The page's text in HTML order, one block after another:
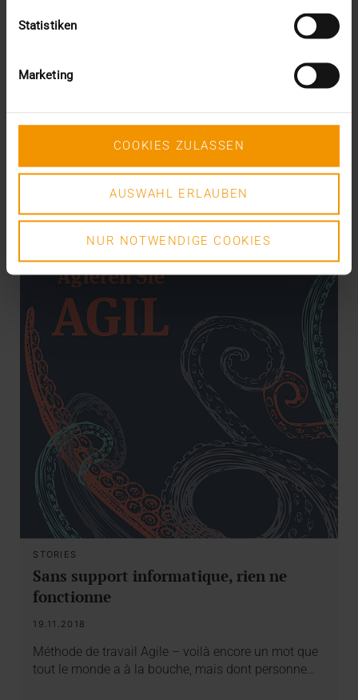
Statistiken
Marketing
COOKIES ZULASSEN
AUSWAHL ERLAUBEN
NUR NOTWENDIGE COOKIES
Dans le troisième article de notre série de blogs « Le
STORIES
Sans support informatique, rien ne
fonctionne
19.11.2018
Méthode de travail Agile – voilà encore un mot que
tout le monde a à la bouche, mais dont personne…